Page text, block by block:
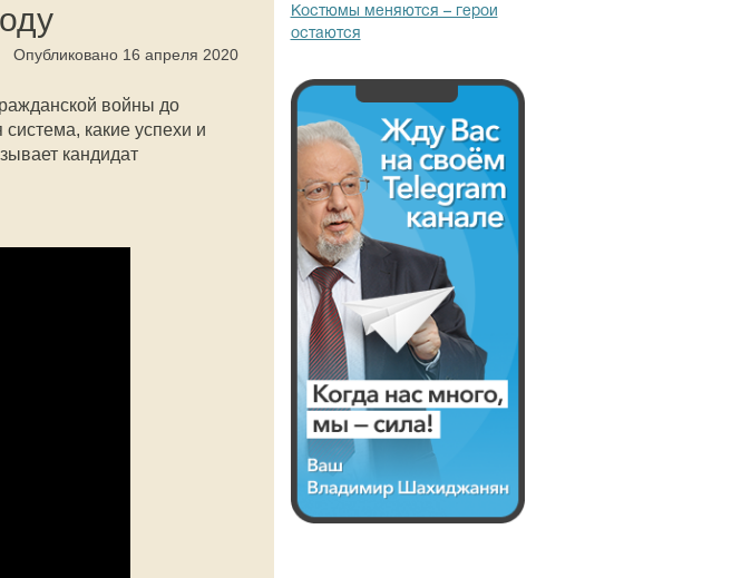
Опубликовано 16 апреля 2020
войны до
какие успехи и
кандидат
Костюмы меняются – герои
остаются